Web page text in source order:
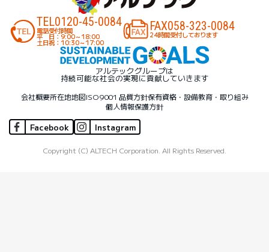
TEL0120-45-0084
電話受付時間
平 日：9:00～18:00
土日祝：10:30～17:00
FAX058-323-0084
24時間受付しております
アルテックグループは
持続可能な社会の実現に貢献していきます
会社概要所在地地図ISO9001 品質方針保有資格・設備教育・取り組み
個人情報保護方針
Facebook Instagram
Copyright (C) ALTECH Corporation. All Rights Reserved.